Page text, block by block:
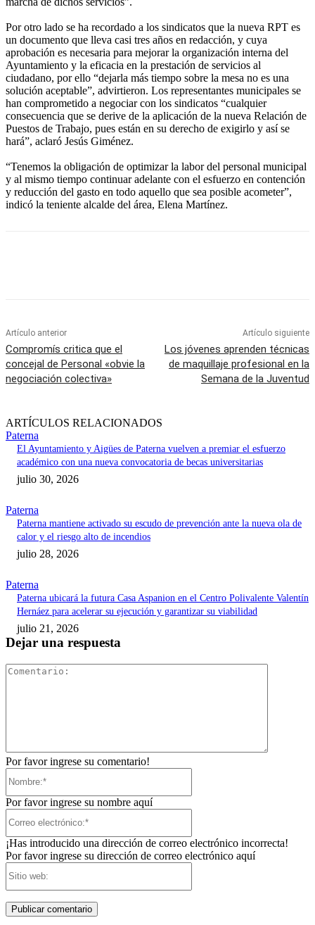
Por otro lado se ha recordado a los sindicatos que la nueva RPT es
un documento que lleva casi tres años en redacción, y cuya
aprobación es necesaria para mejorar la organización interna del
Ayuntamiento y la eficacia en la prestación de servicios al
ciudadano, por ello “dejarla más tiempo sobre la mesa no es una
solución aceptable”, advirtieron. Los representantes municipales se
han comprometido a negociar con los sindicatos “cualquier
consecuencia que se derive de la aplicación de la nueva Relación de
Puestos de Trabajo, pues están en su derecho de exigirlo y así se
hará”, aclaró Jesús Giménez.
“Tenemos la obligación de optimizar la labor del personal municipal
y al mismo tiempo continuar adelante con el esfuerzo en contención
y reducción del gasto en todo aquello que sea posible acometer”,
indicó la teniente alcalde del área, Elena Martínez.
Artículo anterior
Compromís critica que el
concejal de Personal «obvie la
negociación colectiva»
Artículo siguiente
Los jóvenes aprenden técnicas
de maquillaje profesional en la
Semana de la Juventud
ARTÍCULOS RELACIONADOS
Paterna
El Ayuntamiento y Aigües de Paterna vuelven a premiar el esfuerzo
académico con una nueva convocatoria de becas universitarias
julio 30, 2026
Paterna
Paterna mantiene activado su escudo de prevención ante la nueva ola de
calor y el riesgo alto de incendios
julio 28, 2026
Paterna
Paterna ubicará la futura Casa Aspanion en el Centro Polivalente Valentín
Hernáez para acelerar su ejecución y garantizar su viabilidad
julio 21, 2026
Dejar una respuesta
Por favor ingrese su comentario!
Por favor ingrese su nombre aquí
¡Has introducido una dirección de correo electrónico incorrecta!
Por favor ingrese su dirección de correo electrónico aquí